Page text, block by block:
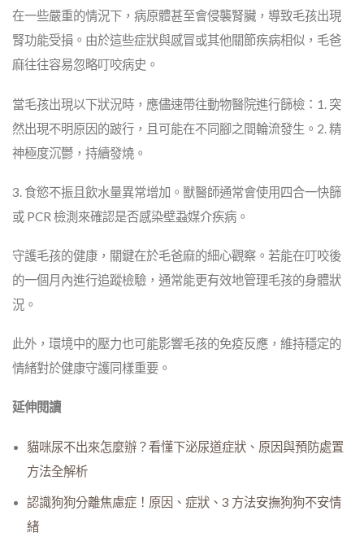
在一些嚴重的情況下，病原體甚至會侵襲腎臟，導致毛孩出現
腎功能受損。由於這些症狀與感冒或其他關節疾病相似，毛爸
麻往往容易忽略叮咬病史。
當毛孩出現以下狀況時，應儘速帶往動物醫院進行篩檢：1. 突
然出現不明原因的跛行，且可能在不同腳之間輪流發生。2. 精
神極度沉鬱，持續發燒。
3. 食慾不振且飲水量異常增加。獸醫師通常會使用四合一快篩
或 PCR 檢測來確認是否感染壁蝨媒介疾病。
守護毛孩的健康，關鍵在於毛爸麻的細心觀察。若能在叮咬後
的一個月內進行追蹤檢驗，通常能更有效地管理毛孩的身體狀
況。
此外，環境中的壓力也可能影響毛孩的免疫反應，維持穩定的
情緒對於健康守護同樣重要。
延伸閱讀
貓咪尿不出來怎麼辦？看懂下泌尿道症狀、原因與預防處置
方法全解析
認識狗狗分離焦慮症！原因、症狀、3 方法安撫狗狗不安情
緒